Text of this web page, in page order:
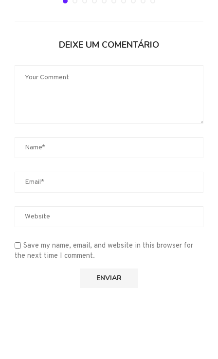
DEIXE UM COMENTÁRIO
Save my name, email, and website in this browser for
the next time I comment.